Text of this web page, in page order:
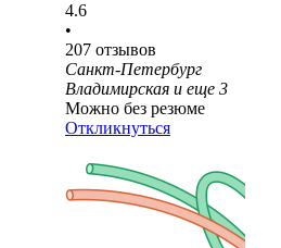
4.6
•
207 отзывов
Санкт-Петербург
Владимирская и еще 3
Можно без резюме
Откликнуться